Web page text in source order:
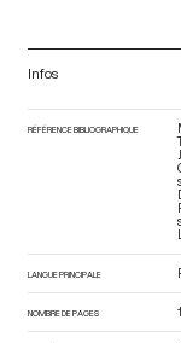
Infos
RÉFÉRENCE BIBLIOGRAPHIQUE
LANGUE PRINCIPALE
NOMBRE DE PAGES 1